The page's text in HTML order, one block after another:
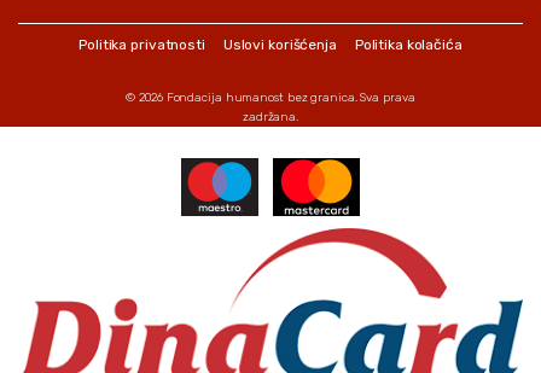
Politika privatnosti Uslovi korišćenja Politika kolačića
© 2026 Fondacija humanost bez granica. Sva prava
zadržana.